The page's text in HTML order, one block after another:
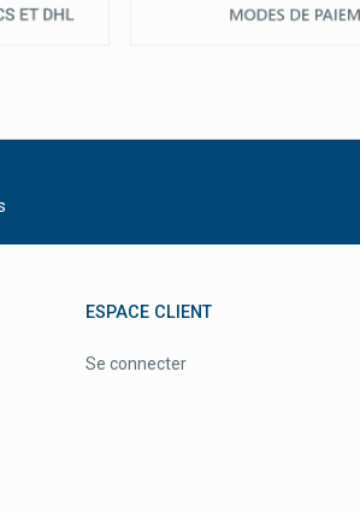
ESPACE CLIENT
Se connecter